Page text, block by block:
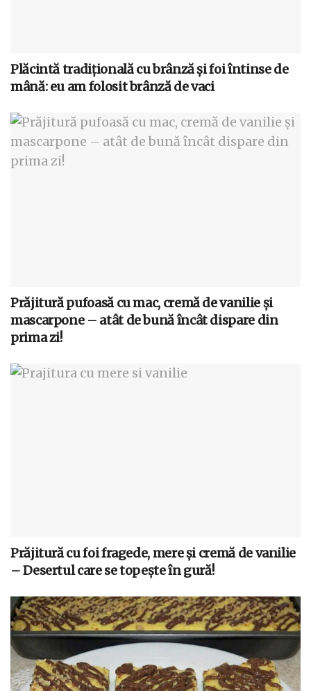
Plăcintă tradițională cu brânză și foi întinse de
mână: eu am folosit brânză de vaci
Prăjitură pufoasă cu mac, cremă de vanilie și
mascarpone – atât de bună încât dispare din
prima zi!
Prăjitură cu foi fragede, mere și cremă de vanilie
– Desertul care se topește în gură!